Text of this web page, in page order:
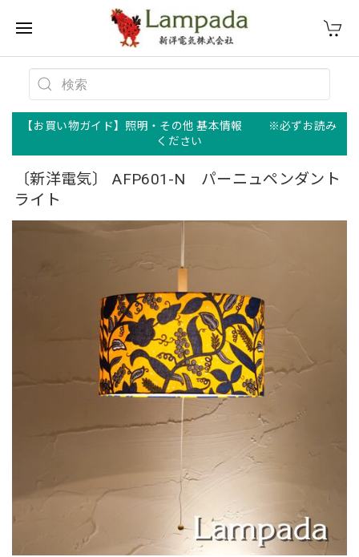
【お買い物ガイド】照明・その他 基本情報 ※必ずお読み
ください
〔新洋電気〕 AFP601-N パーニュペンダント
ライト